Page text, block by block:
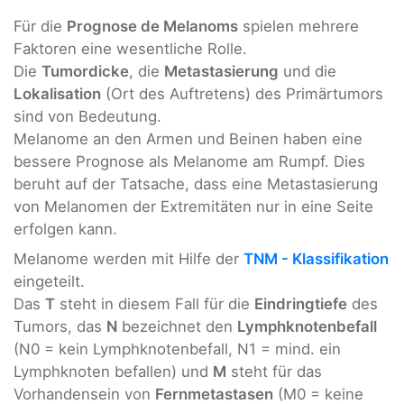
Für die Prognose de Melanoms spielen mehrere
Faktoren eine wesentliche Rolle.
Die Tumordicke, die Metastasierung und die
Lokalisation (Ort des Auftretens) des Primärtumors
sind von Bedeutung.
Melanome an den Armen und Beinen haben eine
bessere Prognose als Melanome am Rumpf. Dies
beruht auf der Tatsache, dass eine Metastasierung
von Melanomen der Extremitäten nur in eine Seite
erfolgen kann.
Melanome werden mit Hilfe der TNM - Klassifikation
eingeteilt.
Das T steht in diesem Fall für die Eindringtiefe des
Tumors, das N bezeichnet den Lymphknotenbefall
(N0 = kein Lymphknotenbefall, N1 = mind. ein
Lymphknoten befallen) und M steht für das
Vorhandensein von Fernmetastasen (M0 = keine